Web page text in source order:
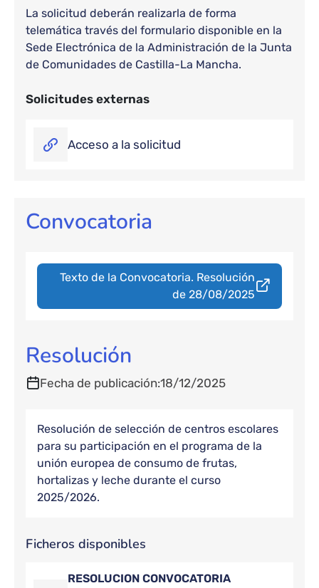
La solicitud deberán realizarla de forma
telemática través del formulario disponible en la
Sede Electrónica de la Administración de la Junta
de Comunidades de Castilla-La Mancha.
Solicitudes externas
Acceso a la solicitud
Convocatoria
Texto de la Convocatoria. Resolución
de 28/08/2025
Resolución
Fecha de publicación 18/12/2025
Resolución de selección de centros escolares
para su participación en el programa de la
unión europea de consumo de frutas,
hortalizas y leche durante el curso
2025/2026.
Ficheros disponibles
RESOLUCION CONVOCATORIA